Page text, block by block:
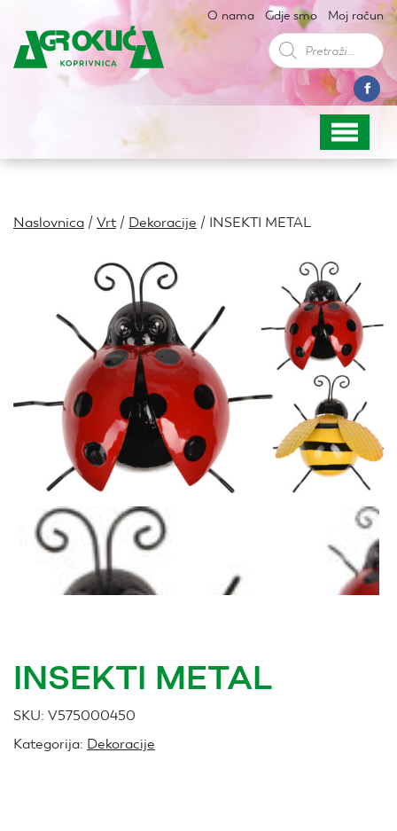
O nama Gdje smo Moj račun
Products
search
Naslovnica /Vrt/ Dekoracije / INSEKTI METAL
INSEKTI METAL
SKU: V575000450
Kategorija: Dekoracije